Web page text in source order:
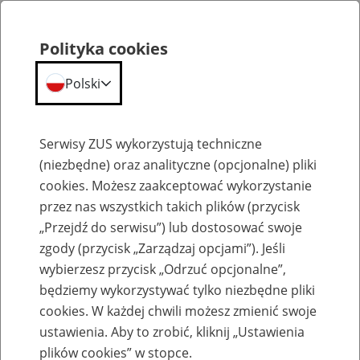
Komunikaty
Informacja o możliwych ograniczeniach w
dostępności portalu PUE oraz serwisów
Polityka cookies
Polski
Serwisy ZUS wykorzystują techniczne
(niezbędne) oraz analityczne (opcjonalne) pliki
cookies. Możesz zaakceptować wykorzystanie
przez nas wszystkich takich plików (przycisk
„Przejdź do serwisu”) lub dostosować swoje
zgody (przycisk „Zarządzaj opcjami”). Jeśli
wybierzesz przycisk „Odrzuć opcjonalne”,
będziemy wykorzystywać tylko niezbędne pliki
cookies. W każdej chwili możesz zmienić swoje
ustawienia. Aby to zrobić, kliknij „Ustawienia
plików cookies” w stopce.